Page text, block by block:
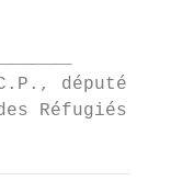
député
Réfugiés et